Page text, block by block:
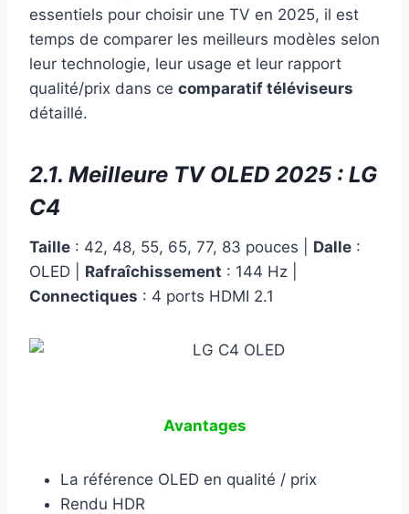
essentiels pour choisir une TV en 2025, il est
temps de comparer les meilleurs modèles selon
leur technologie, leur usage et leur rapport
qualité/prix dans ce comparatif téléviseurs
détaillé.
2.1. Meilleure TV OLED 2025 : LG
C4
Taille : 42, 48, 55, 65, 77, 83 pouces | Dalle :
OLED | Rafraîchissement : 144 Hz |
Connectiques : 4 ports HDMI 2.1
Avantages
La référence OLED en qualité / prix
Rendu HDR